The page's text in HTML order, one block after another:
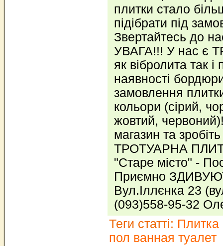
плитки стало
підібрати під
Звертайтесь до
УВАГА!!! У нас є
як вібролита так
наявності
замовлення
кольори (сірий,
жовтий,
магазин та
ТРОТУАРНА
"Старе місто" -
Приємно
Вул.Іллєнка 23
(093)558-95-32
Теги статті: Плитка
пол ванная туалет